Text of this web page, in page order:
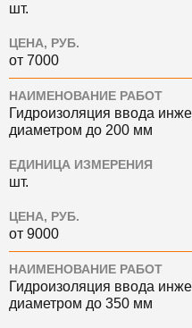
шт.
ЦЕНА, РУБ.
от 7000
НАИМЕНОВАНИЕ РАБОТ
Гидроизоляция ввода
диаметром до 200 мм
ЕДИНИЦА ИЗМЕРЕНИЯ
шт.
ЦЕНА, РУБ.
от 9000
НАИМЕНОВАНИЕ РАБОТ
Гидроизоляция ввода
диаметром до 350 мм